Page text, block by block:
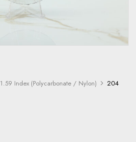
1.59 Index (Polycarbonate / Nylon) 204